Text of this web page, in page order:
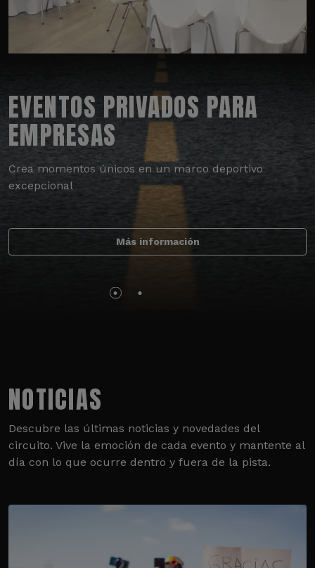
EVENTOS PRIVADOS PARA
EMPRESAS
Crea momentos únicos en un marco deportivo
excepcional
Más información
NOTICIAS
Descubre las últimas noticias y novedades del
circuito. Vive la emoción de cada evento y mantente al
día con lo que ocurre dentro y fuera de la pista.